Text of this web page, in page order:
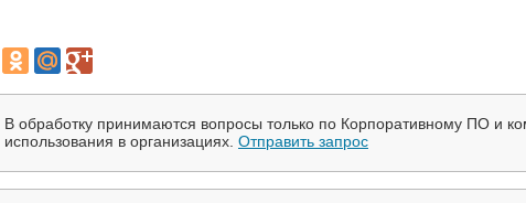
В обработку принимаются вопросы только по Корпоративному ПО и
использования в организациях. Отправить запрос